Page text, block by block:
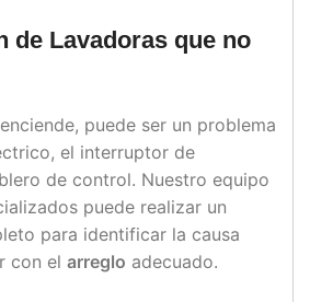
de Lavadoras que no
puede ser un problema
el interruptor de
de control. Nuestro equipo
puede realizar un
para identificar la causa
con el arreglo adecuado.